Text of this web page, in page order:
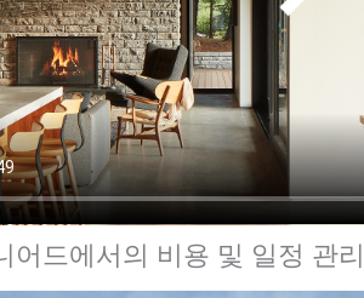
어드에서의 비용 및 일정 관리